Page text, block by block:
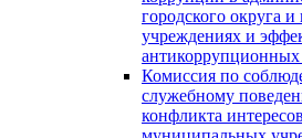
городского округа
учреждениях и
антикоррупционных
Комиссия по
служебному
конфликта